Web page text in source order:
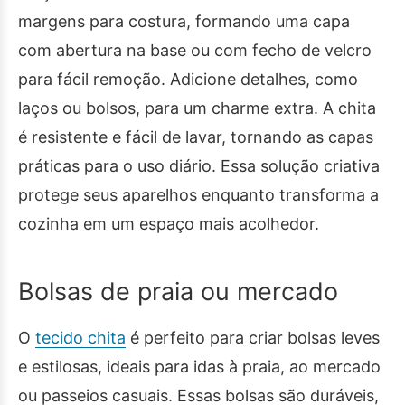
margens para costura, formando uma capa
com abertura na base ou com fecho de velcro
para fácil remoção. Adicione detalhes, como
laços ou bolsos, para um charme extra. A chita
é resistente e fácil de lavar, tornando as capas
práticas para o uso diário. Essa solução criativa
protege seus aparelhos enquanto transforma a
cozinha em um espaço mais acolhedor.
Bolsas de praia ou mercado
O tecido chita é perfeito para criar bolsas leves
e estilosas, ideais para idas à praia, ao mercado
ou passeios casuais. Essas bolsas são duráveis,